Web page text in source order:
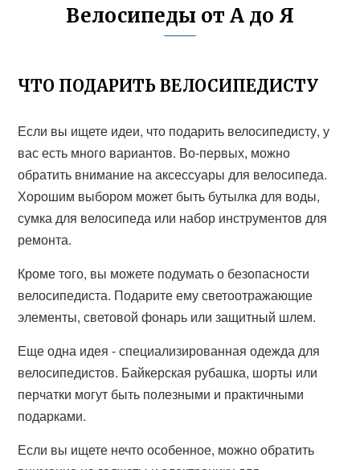
Велосипеды от А до Я
ЧТО ПОДАРИТЬ ВЕЛОСИПЕДИСТУ
Если вы ищете идеи, что подарить велосипедисту, у
вас есть много вариантов. Во-первых, можно
обратить внимание на аксессуары для велосипеда.
Хорошим выбором может быть бутылка для воды,
сумка для велосипеда или набор инструментов для
ремонта.
Кроме того, вы можете подумать о безопасности
велосипедиста. Подарите ему светоотражающие
элементы, световой фонарь или защитный шлем.
Еще одна идея - специализированная одежда для
велосипедистов. Байкерская рубашка, шорты или
перчатки могут быть полезными и практичными
подарками.
Если вы ищете нечто особенное, можно обратить